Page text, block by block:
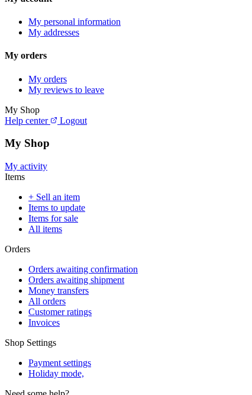
My personal information
My addresses
My orders
My orders
My reviews to leave
My Shop
Help center
Logout
My Shop
My activity
Items
+ Sell an item
Items to update
Items for sale
All items
Orders
Orders awaiting confirmation
Orders awaiting shipment
Money transfers
All orders
Customer ratings
Invoices
Shop Settings
Payment settings
Holiday mode,